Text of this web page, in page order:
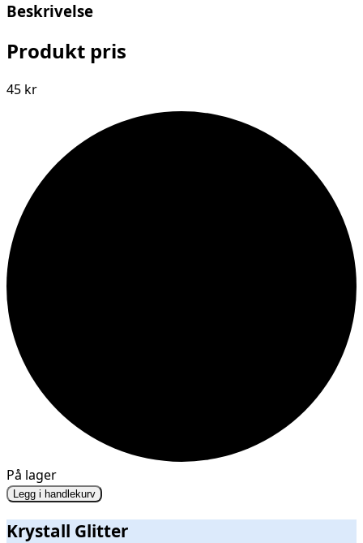
Beskrivelse
Produkt pris
45 kr
På lager
Legg i handlekurv
Krystall Glitter